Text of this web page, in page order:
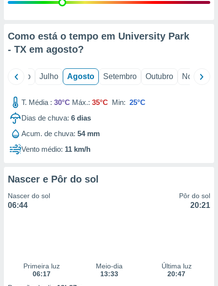
estudos
1199
Como está o tempo em University Park
- TX em agosto?
Junho Julho Agosto Setembro Outubro Novembro
T. Média : 30°C Máx.: 35°C Min: 25°C
Dias de chuva: 6 dias
Acum. de chuva: 54 mm
Vento médio: 11 km/h
Nascer e Pôr do sol
Nascer do sol
06:44
Pôr do sol
20:21
Primeira luz
06:17
Meio-dia
13:33
Última luz
20:47